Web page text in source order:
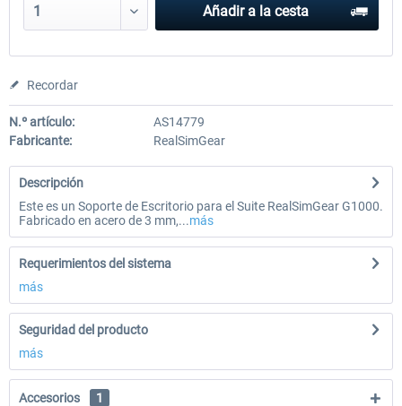
Añadir a la cesta
Recordar
N.º artículo:
AS14779
Fabricante:
RealSimGear
Descripción
Este es un Soporte de Escritorio para el Suite RealSimGear G1000.
Fabricado en acero de 3 mm,...más
Requerimientos del sistema
más
Seguridad del producto
más
Accesorios 1